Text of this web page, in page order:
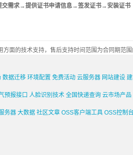
需求→提供证书申请信息→签发证书→安装证书
方面的技术支持，售后支持时间范围为合同期范
数据迁移 环境配置 免费活动 云服务器 网站建设
预报接口 人脸识别技术 全国快递查询 云市场产品
务器 大数据 社区文章 OSS客户端工具 OSS控制